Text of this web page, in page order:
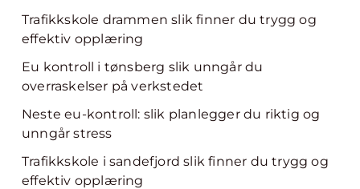
Trafikkskole drammen slik finner du trygg og
effektiv opplæring
Eu kontroll i tønsberg slik unngår du
overraskelser på verkstedet
Neste eu-kontroll: slik planlegger du riktig og
unngår stress
Trafikkskole i sandefjord slik finner du trygg og
effektiv opplæring